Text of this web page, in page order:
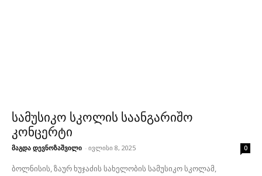
სამუსიკო სკოლის საანგარიშო
კონცერტი
მაგდა დევნოზაშვილი - ივლისი 8, 2025 0
ბოლნისის, ზაურ ხუჯაძის სახელობის სამუსიკო სკოლამ,